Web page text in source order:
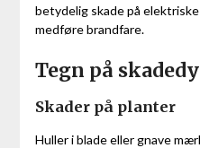
betydelig skade på
medføre brandfare.
Tegn på
Skader på planter
Huller i blade eller gnave